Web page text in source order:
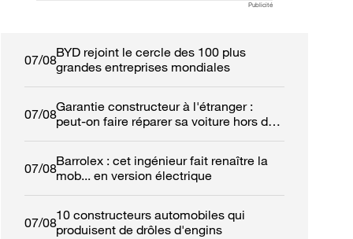
Publicité
07/08BYD rejoint le cercle des 100 plus
grandes entreprises mondiales
07/08Garantie constructeur à l'étranger :
peut-on faire réparer sa voiture hors de
07/08Barrolex : cet ingénieur fait renaître la
mob... en version électrique
07/0810 constructeurs automobiles qui
produisent de drôles d'engins